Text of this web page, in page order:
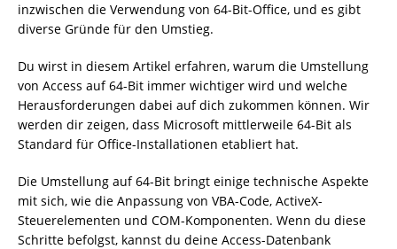
inzwischen die Verwendung von 64-Bit-Office, und es gibt
diverse Gründe für den Umstieg.
Du wirst in diesem Artikel erfahren, warum die Umstellung
von Access auf 64-Bit immer wichtiger wird und welche
Herausforderungen dabei auf dich zukommen können. Wir
werden dir zeigen, dass Microsoft mittlerweile 64-Bit als
Standard für Office-Installationen etabliert hat.
Die Umstellung auf 64-Bit bringt einige technische Aspekte
mit sich, wie die Anpassung von VBA-Code, ActiveX-
Steuerelementen und COM-Komponenten. Wenn du diese
Schritte befolgst, kannst du deine Access-Datenbank